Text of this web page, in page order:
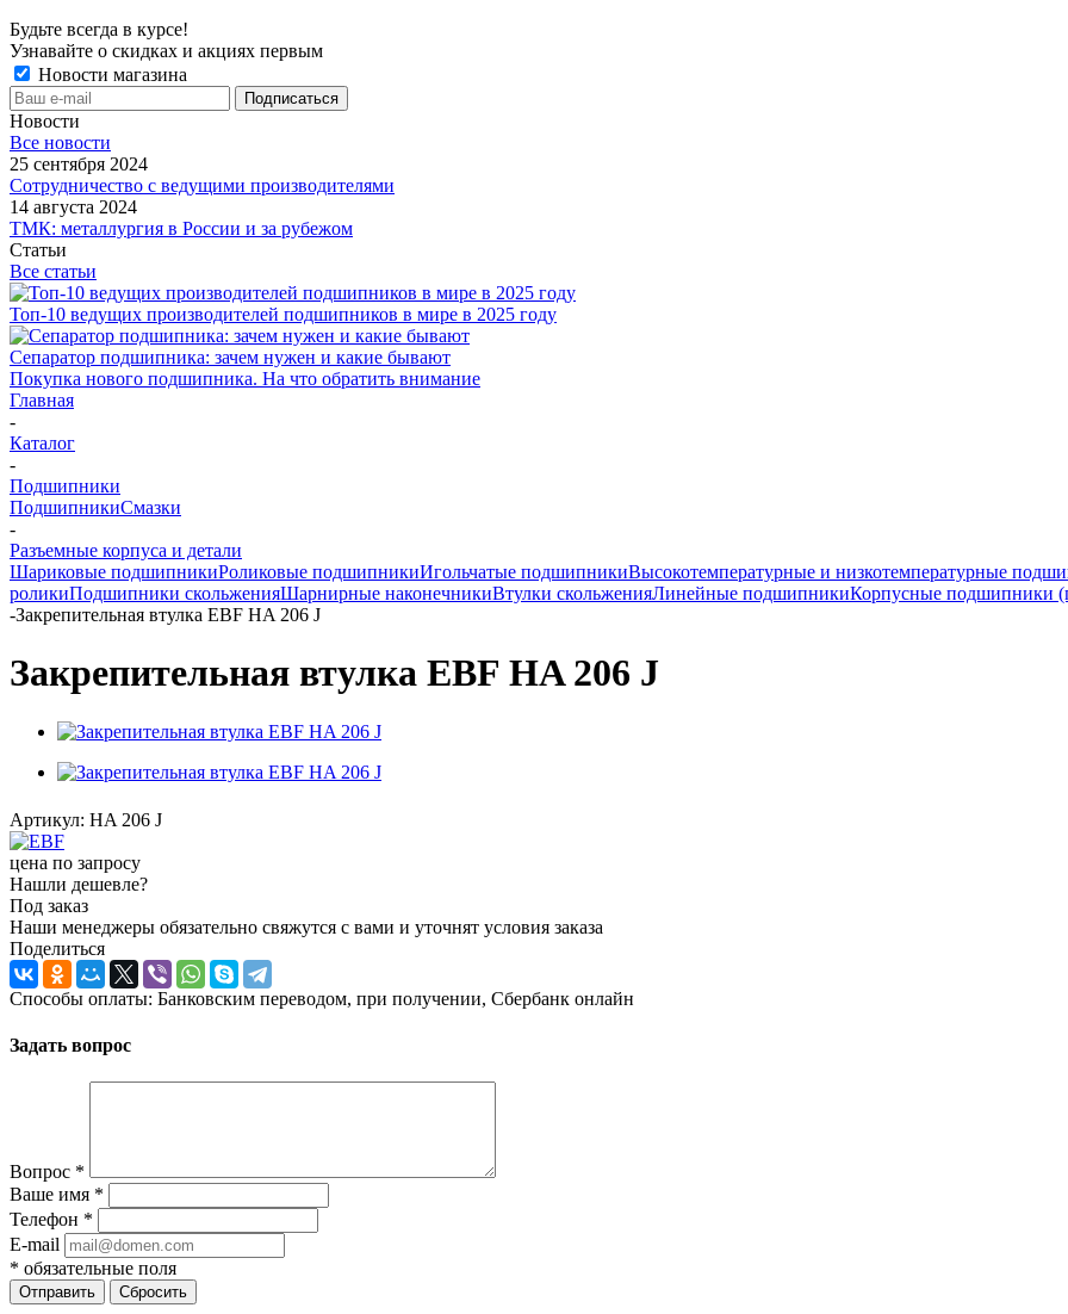
Будьте всегда в курсе!
Узнавайте о скидках и акциях первым
Новости магазина
Новости
Все новости
25 сентября 2024
Сотрудничество с ведущими производителями
14 августа 2024
ТМК: металлургия в России и за рубежом
Статьи
Все статьи
Топ-10 ведущих производителей подшипников в мире в 2025 году
Сепаратор подшипника: зачем нужен и какие бывают
Покупка нового подшипника. На что обратить внимание
Главная
-
Каталог
-
Подшипники
ПодшипникиСмазки
-
Разъемные корпуса и детали
Шариковые подшипникиРоликовые подшипникиИгольчатые подшипникиВысокотемпературные и низкотемпературные
роликиПодшипники скольженияШарнирные наконечникиВтулки скольженияЛинейные подшипникиКорпусные подшипники
-Закрепительная втулка EBF HA 206 J
Закрепительная втулка EBF HA 206 J
Артикул: HA 206 J
цена по запросу
Нашли дешевле?
Под заказ
Наши менеджеры обязательно свяжутся с вами и уточнят условия заказа
Поделиться
Способы оплаты: Банковским переводом, при получении, Сбербанк онлайн
Задать вопрос
Вопрос *
Ваше имя *
Телефон *
E-mail
* обязательные поля
Отправить Сбросить